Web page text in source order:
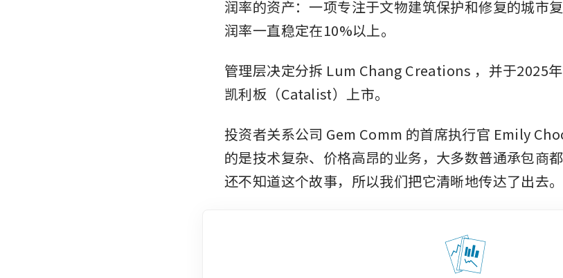
润率的资产：一项专注于文物建筑保护和修复的城市
润率一直稳定在10%以上。
管理层决定分拆 Lum Chang Creations ，并于2025
凯利板（Catalist）上市。
投资者关系公司 Gem Comm 的首席执行官 Emily
的是技术复杂、价格高昂的业务，大多数普通承包商
还不知道这个故事，所以我们把它清晰地传达了出去